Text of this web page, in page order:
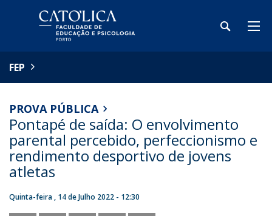
FEP
PROVA PÚBLICA
Pontapé de saída: O envolvimento
parental percebido, perfeccionismo e
rendimento desportivo de jovens
atletas
Quinta-feira , 14 de Julho 2022 - 12:30